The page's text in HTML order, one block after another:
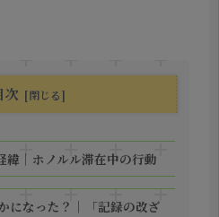
次
｜ホノルル滞在中の行動
になった？｜「記録の改ざ